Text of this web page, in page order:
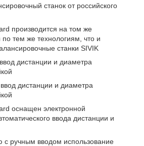
производится на том же
тем же технологиям, что и
станки SIVIK
дистанции и диаметра
оснащен электронной
ввода дистанции и
с ручным вводом использование